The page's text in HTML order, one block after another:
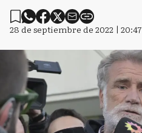
28 de septiembre de 2022 | 20:47